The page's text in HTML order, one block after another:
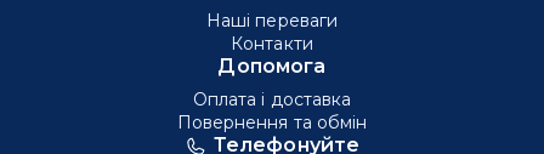
Телефонуйте
Наші переваги
Контакти
Допомога
Оплата і доставка
Повернення та обмін